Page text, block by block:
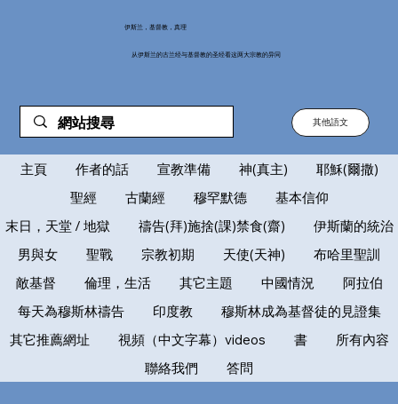
伊斯兰，基督教，真理
从伊斯兰的古兰经与基督教的圣经看这两大宗教的异同
其他語文
主頁 作者的話 宣教準備 神(真主)
耶穌(爾撒)
聖經
古蘭經 穆罕默德
基本信仰
末日，天堂 / 地獄
禱告(拜)施捨(課)禁食(齋)
伊斯蘭的統治
男與女
聖戰 宗教初期 天使(天神)
布哈里聖訓
敵基督
倫理，生活 其它主題 中國情況
阿拉伯
每天為穆斯林禱告
印度教
穆斯林成為基督徒的見證集
其它推薦網址
視頻（中文字幕）videos 書
所有內容
聯絡我們
答問